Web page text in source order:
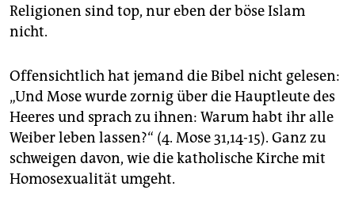
Religionen sind top, nur eben der böse Islam
nicht.
Offensichtlich hat jemand die Bibel nicht gelesen:
„Und Mose wurde zornig über die Hauptleute des
Heeres und sprach zu ihnen: Warum habt ihr alle
Weiber leben lassen?“ (4. Mose 31,14-15). Ganz zu
schweigen davon, wie die katholische Kirche mit
Homosexualität umgeht.